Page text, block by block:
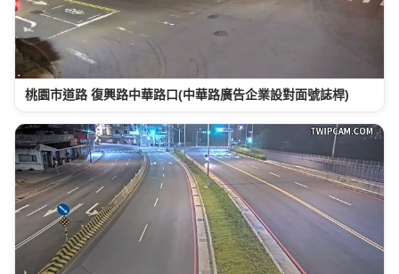
桃園市道路 復興路中華路口(中華路廣告企業設對面號誌桿)